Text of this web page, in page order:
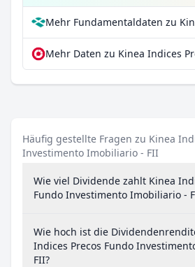
Häufig gestellte Fragen zu Kinea
Investimento Imobiliario - FII
Wie viel Dividende zahlt Kinea
Fundo Investimento Imobiliario -
Wie hoch ist die
Indices Precos Fundo
FII?